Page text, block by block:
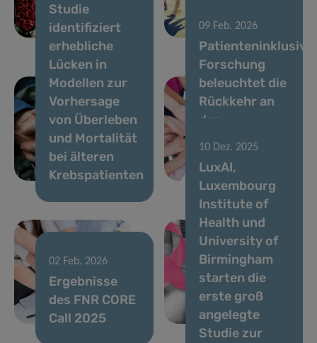
Risikobewertung
in Luxemburg
voran
Studie
identifiziert
erhebliche
Lücken in
Modellen zur
Vorhersage
von Überleben
und Mortalität
bei älteren
Krebspatienten
09 Feb. 2026
Patienteninklusive
Forschung
beleuchtet die
Rückkehr an
den
Brustkrebs
02 Feb. 2026
Ergebnisse
des FNR CORE
Call 2025
17 Dez. 2025
VENUSCANCER:
Förderung des
globalen
Verständnisses
der
Versorgung
von Frauen
mit Krebs.
10 Dez. 2025
LuxAI,
Luxembourg
Institute of
Health und
University of
Birmingham
starten die
erste groß
angelegte
Studie zur